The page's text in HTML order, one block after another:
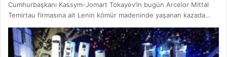
Cumhurbaşkanı Kassym-Jomart Tokayev’in bugün Arcelor Mittal
Temirtau firmasına ait Lenin kömür madeninde yaşanan kazada…